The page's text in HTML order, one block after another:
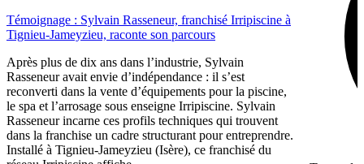
Témoignage : Sylvain Rasseneur, franchisé Irripiscine à
Tignieu-Jameyzieu, raconte son parcours
Après plus de dix ans dans l’industrie, Sylvain
Rasseneur avait envie d’indépendance : il s’est
reconverti dans la vente d’équipements pour la piscine,
le spa et l’arrosage sous enseigne Irripiscine. Sylvain
Rasseneur incarne ces profils techniques qui trouvent
dans la franchise un cadre structurant pour entreprendre.
Installé à Tignieu-Jameyzieu (Isère), ce franchisé du